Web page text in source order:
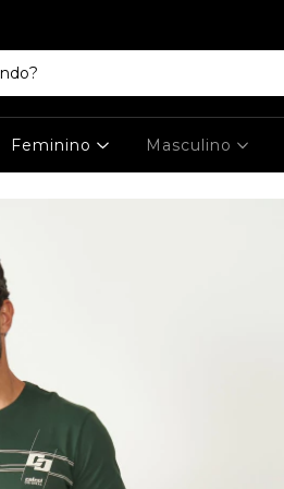
Feminino Masculino